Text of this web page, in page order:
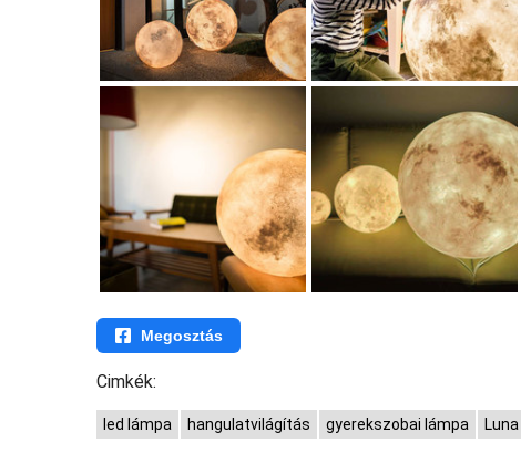
Megosztás
Cimkék:
led lámpa hangulatvilágítás gyerekszobai lámpa